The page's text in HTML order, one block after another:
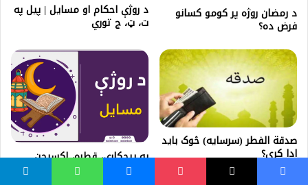
د رمضان روژه پر كومو كسانو
فرض ده؟
د روژې احکام او مسایل | پيل په
ت، ټ، ج توري
صدقة الفطر (سرسایه) څوک باید
ادا کړي؟ په پيچکاري، قطره، اکسيجن..
روژه ماتېږي؟